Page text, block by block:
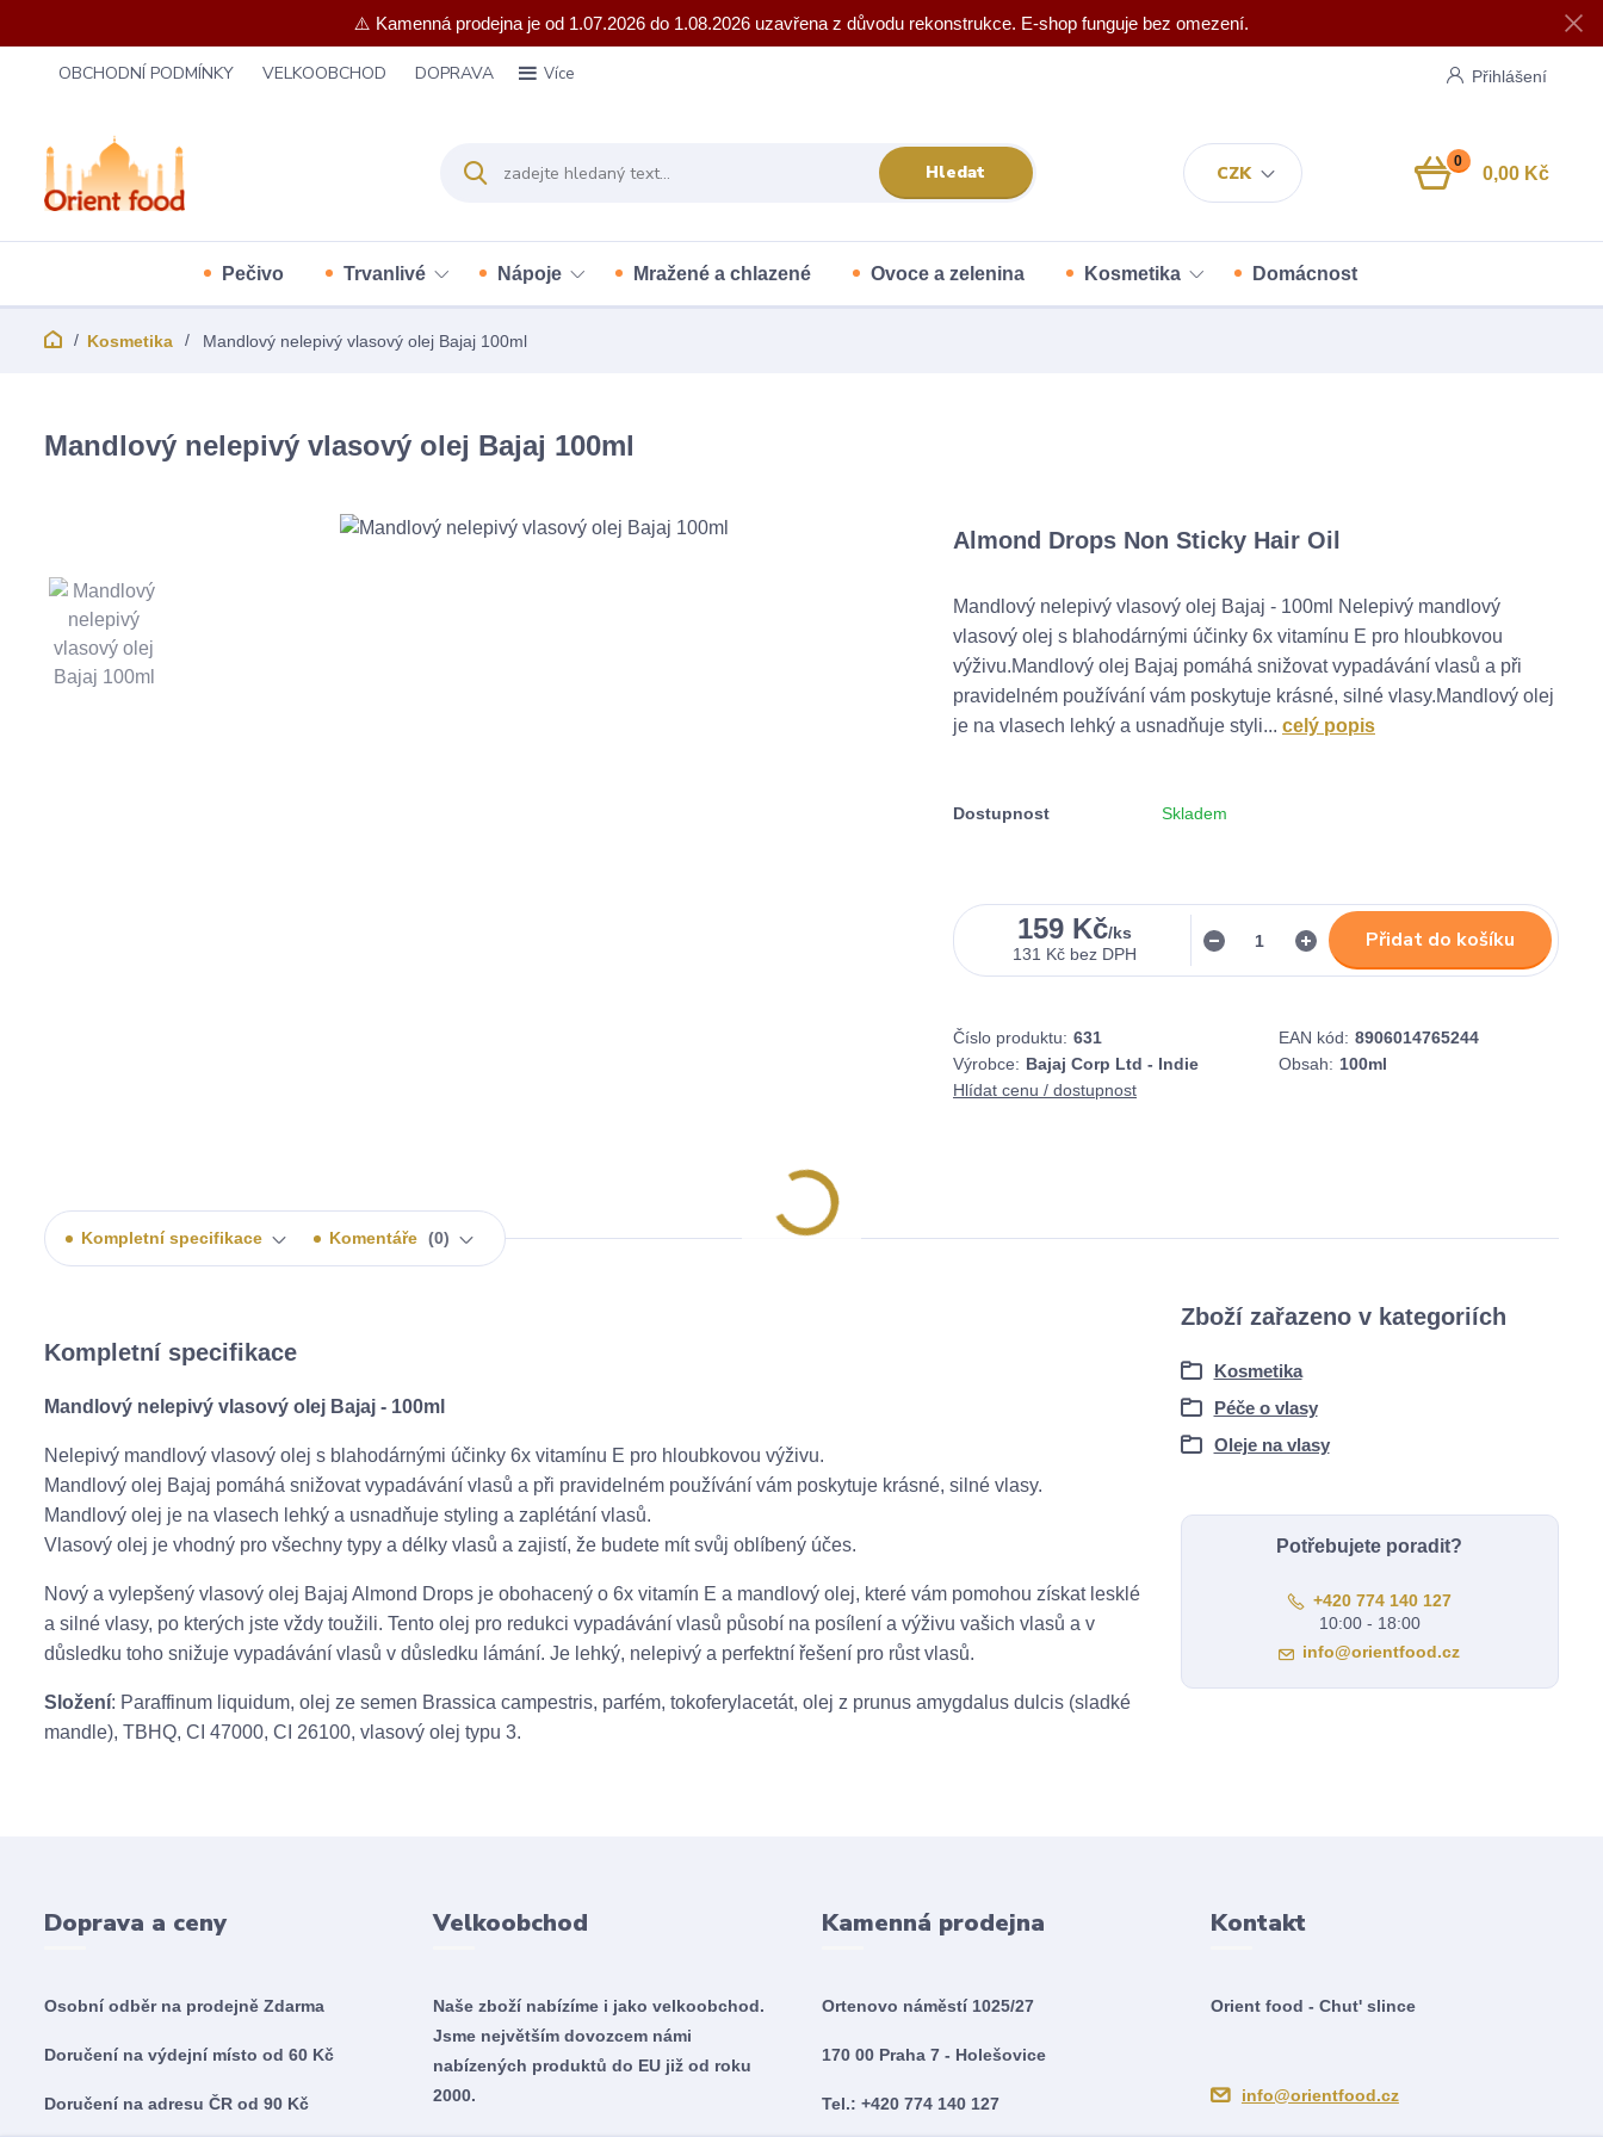
⚠️ Kamenná prodejna je od 1.07.2026 do 1.08.2026 uzavřena z důvodu rekonstrukce. E-shop funguje bez omezení.
OBCHODNÍ PODMÍNKY VELKOOBCHOD DOPRAVA Více
CZK
Přihlášení
Hledat 0
0,00 Kč
Pečivo Trvanlivé Nápoje Mražené a chlazené Ovoce a zelenina Kosmetika Domácnost
Kosmetika Mandlový nelepivý vlasový olej Bajaj 100ml
Mandlový nelepivý vlasový olej Bajaj 100ml
Almond Drops Non Sticky Hair Oil
Mandlový nelepivý vlasový olej Bajaj - 100ml Nelepivý mandlový
vlasový olej s blahodárnými účinky 6x vitamínu E pro hloubkovou
výživu.Mandlový olej Bajaj pomáhá snižovat vypadávání vlasů a při
pravidelném používání vám poskytuje krásné, silné vlasy.Mandlový olej
je na vlasech lehký a usnadňuje styli... celý popis
Dostupnost Skladem
159 Kč/ks
131 Kč bez DPH
Přidat do košíku
Číslo produktu: 631 EAN kód: 8906014765244
Výrobce: Bajaj Corp Ltd - Indie Obsah: 100ml
Hlídat cenu / dostupnost
Kompletní specifikace Komentáře 0
Kompletní specifikace
Mandlový nelepivý vlasový olej Bajaj - 100ml
Nelepivý mandlový vlasový olej s blahodárnými účinky 6x vitamínu E pro hloubkovou výživu.
Mandlový olej Bajaj pomáhá snižovat vypadávání vlasů a při pravidelném používání vám poskytuje krásné, silné vlasy.
Mandlový olej je na vlasech lehký a usnadňuje styling a zaplétání vlasů.
Vlasový olej je vhodný pro všechny typy a délky vlasů a zajistí, že budete mít svůj oblíbený účes.
Nový a vylepšený vlasový olej Bajaj Almond Drops je obohacený o 6x vitamín E a mandlový olej, které vám pomohou získat lesklé
a silné vlasy, po kterých jste vždy toužili. Tento olej pro redukci vypadávání vlasů působí na posílení a výživu vašich vlasů a v
důsledku toho snižuje vypadávání vlasů v důsledku lámání. Je lehký, nelepivý a perfektní řešení pro růst vlasů.
Složení: Paraffinum liquidum, olej ze semen Brassica campestris, parfém, tokoferylacetát, olej z prunus amygdalus dulcis (sladké
mandle), TBHQ, CI 47000, CI 26100, vlasový olej typu 3.
Zboží zařazeno v kategoriích
Kosmetika
Péče o vlasy
Oleje na vlasy
Potřebujete poradit?
+420 774 140 127
10:00 - 18:00
info@orientfood.cz
Doprava a ceny
Osobní odběr na prodejně Zdarma
Doručení na výdejní místo od 60 Kč
Doručení na adresu ČR od 90 Kč
Velkoobchod
Naše zboží nabízíme i jako velkoobchod.
Jsme největším dovozcem námi
nabízených produktů do EU již od roku
2000.
Kamenná prodejna
Ortenovo náměstí 1025/27
170 00 Praha 7 - Holešovice
Tel.: +420 774 140 127
Kontakt
Orient food - Chut' slince
info@orientfood.cz